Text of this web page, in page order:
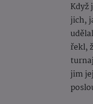
Když
jich,
řekl,
jim